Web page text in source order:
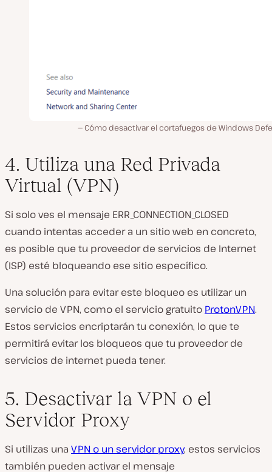
Cómo desactivar el cortafuegos de Windows
4. Utiliza una Red Privada
Virtual (VPN)
Si solo ves el mensaje ERR_CONNECTION_CLOSED
cuando intentas acceder a un sitio web en concreto,
es posible que tu proveedor de servicios de Internet
(ISP) esté bloqueando ese sitio específico.
Una solución para evitar este bloqueo es utilizar un
servicio de VPN, como el servicio gratuito ProtonVPN.
Estos servicios encriptarán tu conexión, lo que te
permitirá evitar los bloqueos que tu proveedorde
servicios de internet pueda tener.
5. Desactivar la VPN o el
Servidor Proxy
Si utilizas una VPN o un servidor proxy, estos servicios
también pueden activar el mensaje